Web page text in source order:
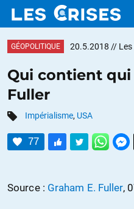
DOSSIERS
CATÉGORIES
GÉOPOLITIQUE 20.5.2018 // Les
Qui contient qui
Fuller
Impérialisme, USA
77
Source : Graham E. Fuller,